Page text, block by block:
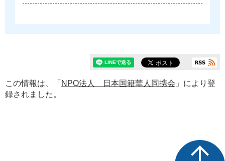
この情報は、「 NPO法人 日本国籍華人同携会 」により登
録されました。